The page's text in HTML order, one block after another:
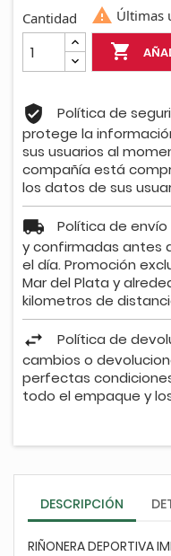
Cantidad

 Últimas
Política de
protege la
sus usuarios al
compañía está
los datos de sus
Política de
y confirmadas antes
el día. Promoción
Mar del Plata y
kilometros de
Política de
cambios o
perfectas
todo el empaque y
DESCRIPCIÓN
RIÑONERA DEPORTIVA